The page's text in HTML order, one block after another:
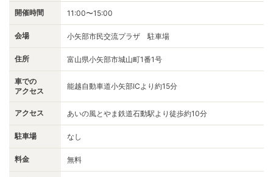
開催時間 11:00〜15:00
会場 小矢部市民交流プラザ 駐車場
住所 富山県小矢部市城山町1番1号
車での
アクセス
能越自動車道小矢部ICより約15分
アクセス あいの風とやま鉄道石動駅より徒歩約10分
駐車場 なし
料金 無料